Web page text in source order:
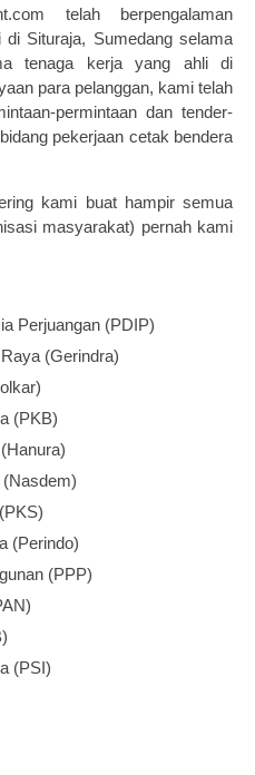
telah berpengalaman
Situraja, Sumedang selama
tenaga kerja yang ahli di
para pelanggan, kami telah
permintaan dan tender-
pekerjaan cetak bendera
kami buat hampir semua
masyarakat) pernah kami
Perjuangan (PDIP)
(Gerindra)
(PKB)
(Perindo)
(PPP)
(PSI)